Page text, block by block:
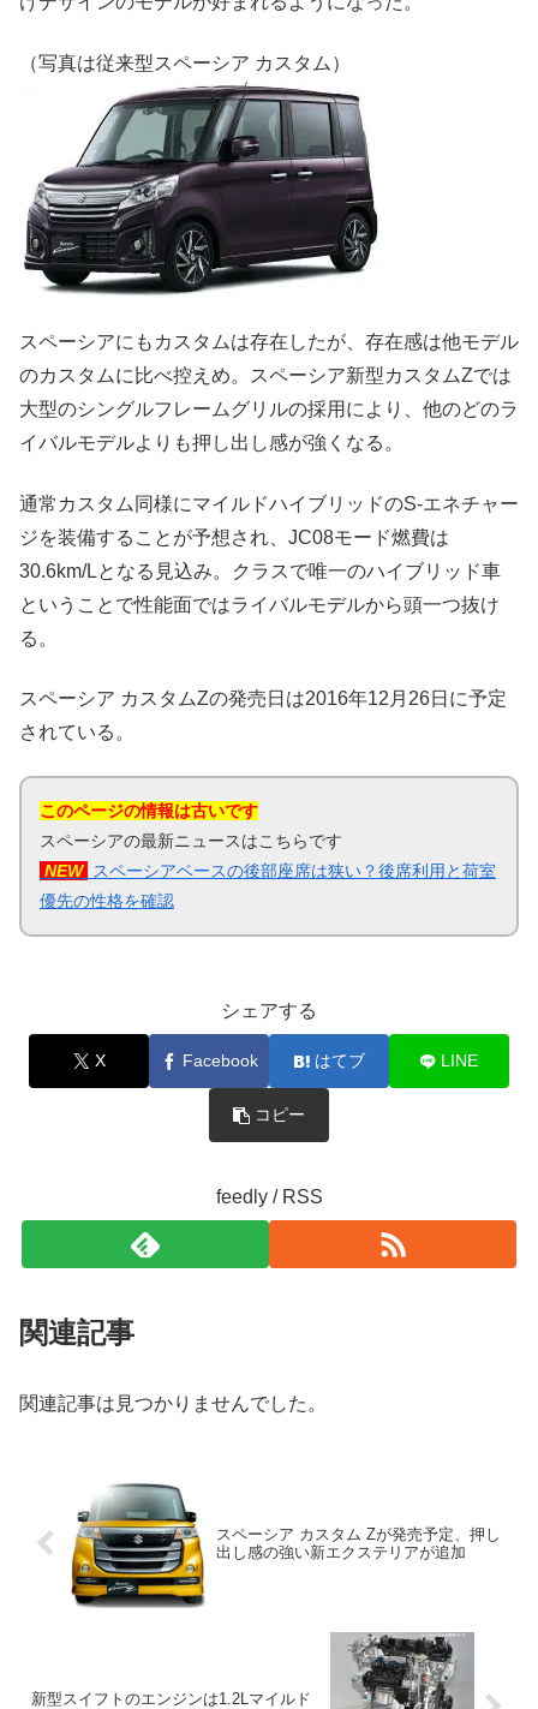
（写真は従来型スペーシア カスタム）
スペーシアにもカスタムは存在したが、存在感は他モデル
のカスタムに比べ控えめ。スペーシア新型カスタムZでは
大型のシングルフレームグリルの採用により、他のどのラ
イバルモデルよりも押し出し感が強くなる。
通常カスタム同様にマイルドハイブリッドのS-エネチャー
ジを装備することが予想され、JC08モード燃費は
30.6km/Lとなる見込み。クラスで唯一のハイブリッド車
ということで性能面ではライバルモデルから頭一つ抜け
る。
スペーシア カスタムZの発売日は2016年12月26日に予定
されている。
このページの情報は古いです
スペーシアの最新ニュースはこちらです
NEW スペーシアベースの後部座席は狭い？後席利用と荷室
優先の性格を確認
シェアする
X Facebook はてブ LINE
コピー
feedly / RSS
関連記事
関連記事は見つかりませんでした。
スペーシア カスタム Zが発売予定、押し
出し感の強い新エクステリアが追加
新型スイフトのエンジンは1.2Lマイルド